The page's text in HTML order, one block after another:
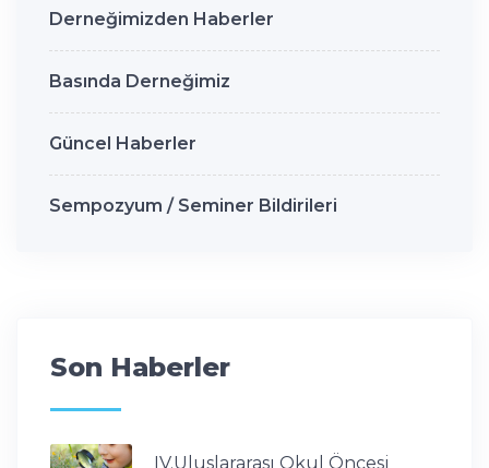
Derneğimizden Haberler
Basında Derneğimiz
Güncel Haberler
Sempozyum / Seminer Bildirileri
Son Haberler
IV.Uluslararası Okul Öncesi